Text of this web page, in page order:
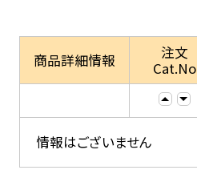
商品詳細情報
注文
Cat.No
情報はございません